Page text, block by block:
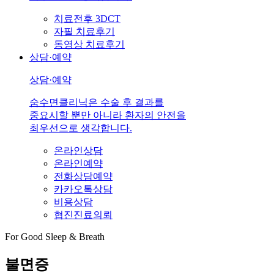
치료전후 3DCT
자필 치료후기
동영상 치료후기
상담·예약
상담·예약
숨수면클리닉은 수술 후 결과를
중요시할 뿐만 아니라 환자의 안전을
최우선으로 생각합니다.
온라인상담
온라인예약
전화상담예약
카카오톡상담
비용상담
협진진료의뢰
For Good Sleep & Breath
불면증